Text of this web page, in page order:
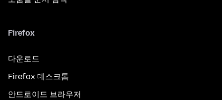
Firefox
다운로드
Firefox 데스크톱
안드로이드 브라우저